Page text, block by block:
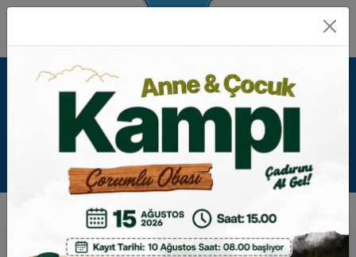
İHALE DETAYI
GERI
HAVUZ TİPİ DAMPER KASA SATIN